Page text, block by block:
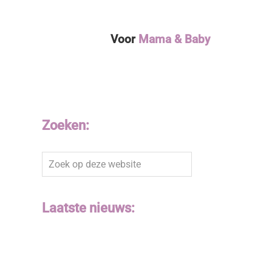
VoorMama & Baby
Zoeken:
Zoek
op
website
Laatste nieuws: